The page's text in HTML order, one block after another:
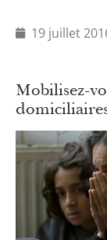
19 juillet
Mobilisez-